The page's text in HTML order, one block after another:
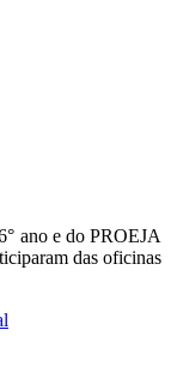
ano e do PROEJA
das oficinas